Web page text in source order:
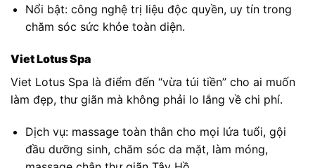
Nổi bật: công nghệ trị liệu độc quyền, uy tín trong
chăm sóc sức khỏe toàn diện.
Viet Lotus Spa
Viet Lotus Spa là điểm đến “vừa túi tiền” cho ai muốn
làm đẹp, thư giãn mà không phải lo lắng về chi phí.
Dịch vụ: massage toàn thân cho mọi lứa tuổi, gội
đầu dưỡng sinh, chăm sóc da mặt, làm móng,